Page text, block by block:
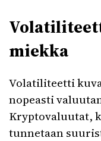
miekka
Volatiliteetti
nopeasti
Kryptovaluutat,
tunnetaan